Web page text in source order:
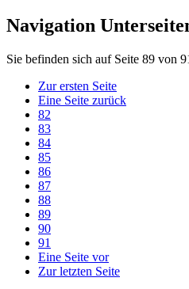
Navigation
Sie befinden sich auf Seite 89 von
Zur ersten Seite
Eine Seite zurück
82
83
84
85
86
87
88
89
90
91
Eine Seite vor
Zur letzten Seite